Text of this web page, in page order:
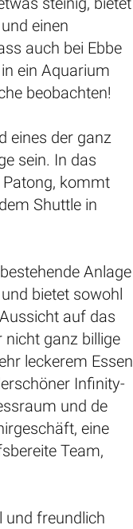
einen
auch bei Ebbe
ein Aquarium
beobachten!
eines der ganz
sein. In das
kommt
Shuttle in
Anlage
bietet sowohl
auf das
nicht ganz billige
leckerem Essen
Infinity-
und de
eine
Team,
und freundlich